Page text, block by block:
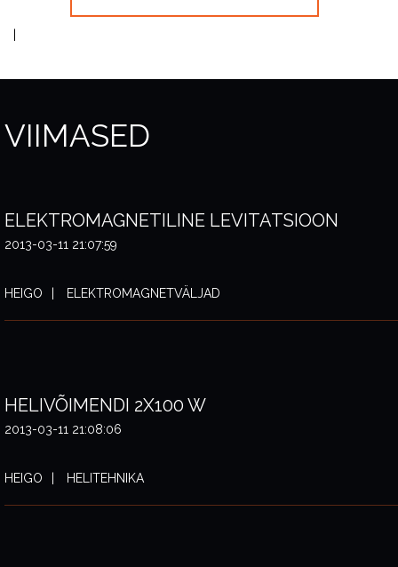
VIIMASED
ELEKTROMAGNETILINE LEVITATSIOON
2013-03-11 21:07:59
HEIGO ELEKTROMAGNETVÄLJAD
HELIVÕIMENDI 2X100 W
2013-03-11 21:08:06
HEIGO HELITEHNIKA